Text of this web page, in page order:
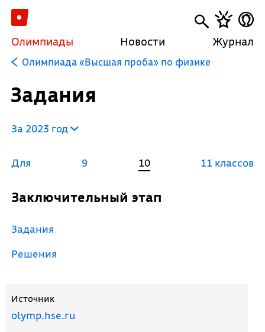
Олимпиады Новости Журнал
Олимпиада «Высшая проба» по физике
Задания
За 2023 год
Для 9 10 11 классов
Заключительный этап
Задания
Решения
Источник
olymp.hse.ru